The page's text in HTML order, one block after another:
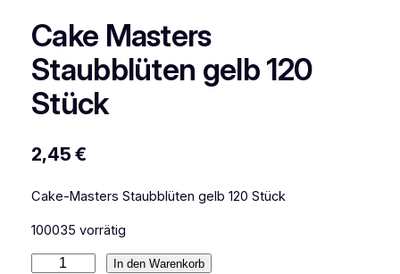
Cake Masters
Staubblüten gelb 120
Stück
2,45 €
Cake-Masters Staubblüten gelb 120 Stück
100035 vorrätig
In den Warenkorb